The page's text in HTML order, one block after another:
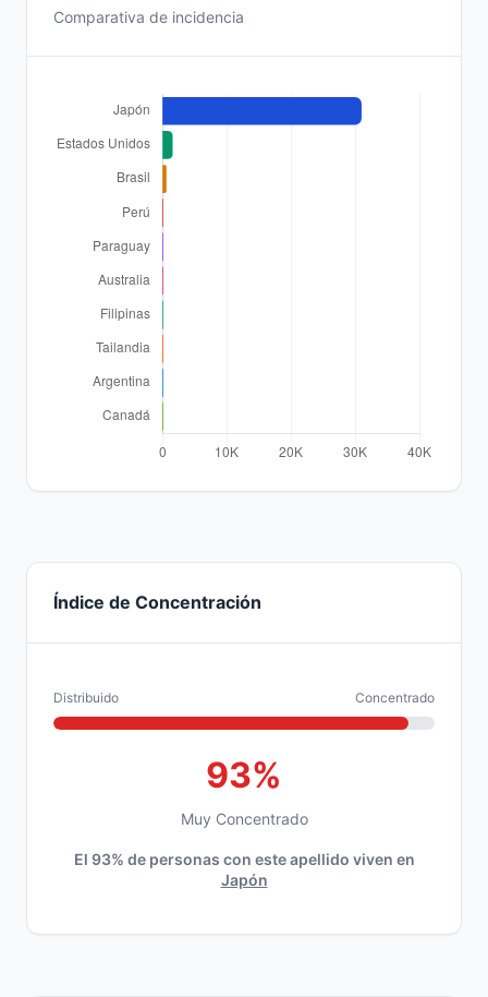
Comparativa de incidencia
Índice de Concentración
Distribuido Concentrado
93%
Muy Concentrado
El 93% de personas con este apellido viven en
Japón